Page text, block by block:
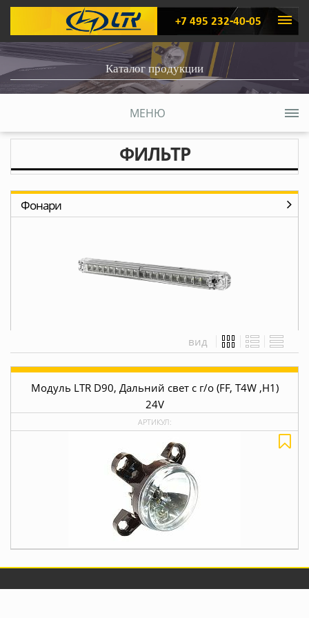
+7 495 232-40-05
Каталог продукции
МЕНЮ
ФИЛЬТР
Фонари
вид
Модуль LTR D90, Дальний свет с г/о (FF, T4W ,H1)
24V
АРТИКУЛ: